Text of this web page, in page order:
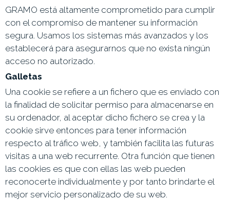
GRAMO está altamente comprometido para cumplir
con el compromiso de mantener su información
segura. Usamos los sistemas más avanzados y los
establecerá para asegurarnos que no exista ningún
acceso no autorizado.
Galletas
Una cookie se refiere a un fichero que es enviado con
la finalidad de solicitar permiso para almacenarse en
su ordenador, al aceptar dicho fichero se crea y la
cookie sirve entonces para tener información
respecto al tráfico web, y también facilita las futuras
visitas a una web recurrente. Otra función que tienen
las cookies es que con ellas las web pueden
reconocerte individualmente y por tanto brindarte el
mejor servicio personalizado de su web.